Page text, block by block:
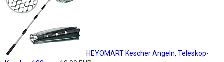
HEYOMART Kescher Angeln, Teleskop-